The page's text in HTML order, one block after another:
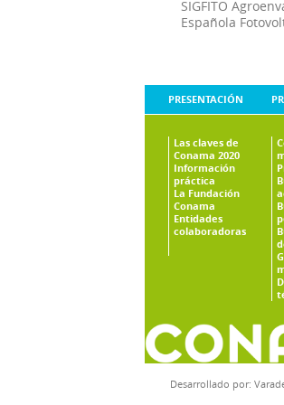
SIGFITO
Española
PRESENTACIÓN
Las claves de
Conama 2020
Información
práctica
La Fundación
Conama
Entidades
colaboradoras
Desarrollado por: